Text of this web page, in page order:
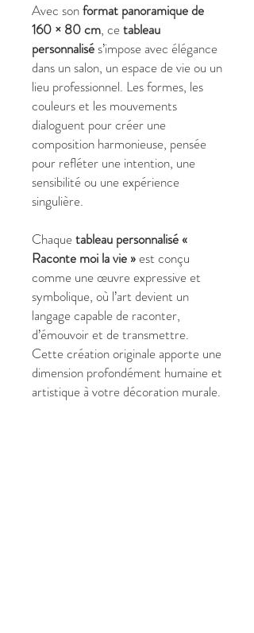
Avec sonformat panoramique de
160 × 80 cm, cetableau
personnalisé s’impose avec élégance
dans un salon, un espace de vie ou un
lieu professionnel. Les formes, les
couleurs et les mouvements
dialoguent pour créer une
composition harmonieuse, pensée
pour refléter une intention, une
sensibilité ou une expérience
singulière.
Chaquetableau personnalisé «
Raconte moi la vie »est conçu
comme une œuvre expressive et
symbolique, où l’art devient un
langage capable de raconter,
d’émouvoir et de transmettre.
Cette création originale apporte une
dimension profondément humaine et
artistique à votre décoration murale.